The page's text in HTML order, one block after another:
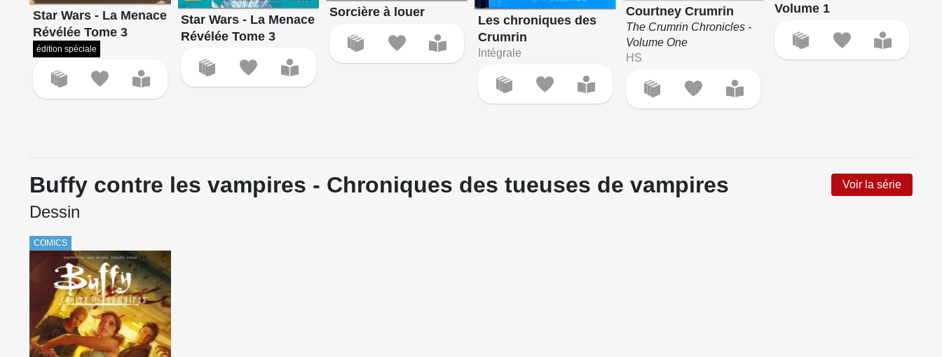
Star Wars - La Menace
Révélée Tome 3
édition spéciale
Star Wars - La Menace
Révélée Tome 3
Sorcière à louer
Les chroniques des
Crumrin
Intégrale
Courtney Crumrin
The Crumrin Chronicles -
Volume One
HS
Volume 1
Buffy contre les vampires - Chroniques des tueuses de vampires Voir la série
Dessin
COMICS